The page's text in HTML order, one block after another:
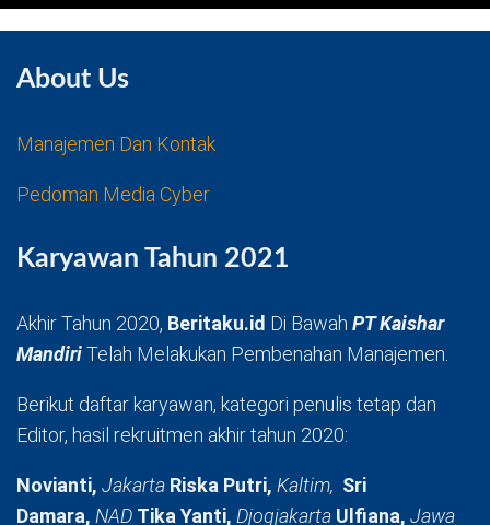
About Us
Manajemen Dan Kontak
Pedoman Media Cyber
Karyawan Tahun 2021
Akhir Tahun 2020, Beritaku.id Di Bawah PT Kaishar
MandiriTelah Melakukan Pembenahan Manajemen.
Berikut daftar karyawan, kategori penulis tetap dan
Editor, hasil rekruitmen akhir tahun 2020:
Novianti, Jakarta Riska Putri, Kaltim, Sri
Damara, NAD Tika Yanti, Djogjakarta Ulfiana, Jawa